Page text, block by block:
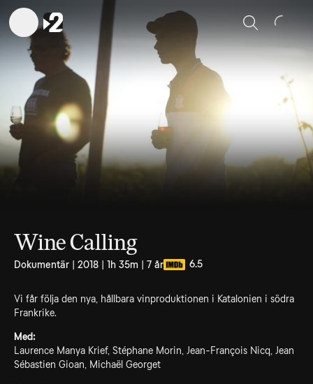
Sök
Wine Calling
Dokumentär | 2018 | 1h 35m | 7 år 6.5
Vi får följa den nya, hållbara vinproduktionen i Katalonien i södra
Frankrike.
Med:
Laurence Manya Krief, Stéphane Morin, Jean-François Nicq, Jean
Sébastien Gioan, Michaël Georget